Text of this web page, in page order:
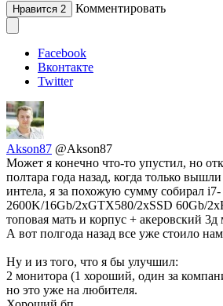
Нравится 2 Комментировать
Facebook
Вконтакте
Twitter
Akson87 @Akson87
Может я конечно что-то упустил, но
полтара года назад, когда только
интела, я за похожую сумму собирал i7-
2600K/16Gb/2xGTX580/2xSSD 60Gb/
топовая мать и корпус + акеровский
А вот полгода назад все уже стоило
Ну и из того, что я бы улучшил:
2 монитора (1 хороший, один за
но это уже на любителя.